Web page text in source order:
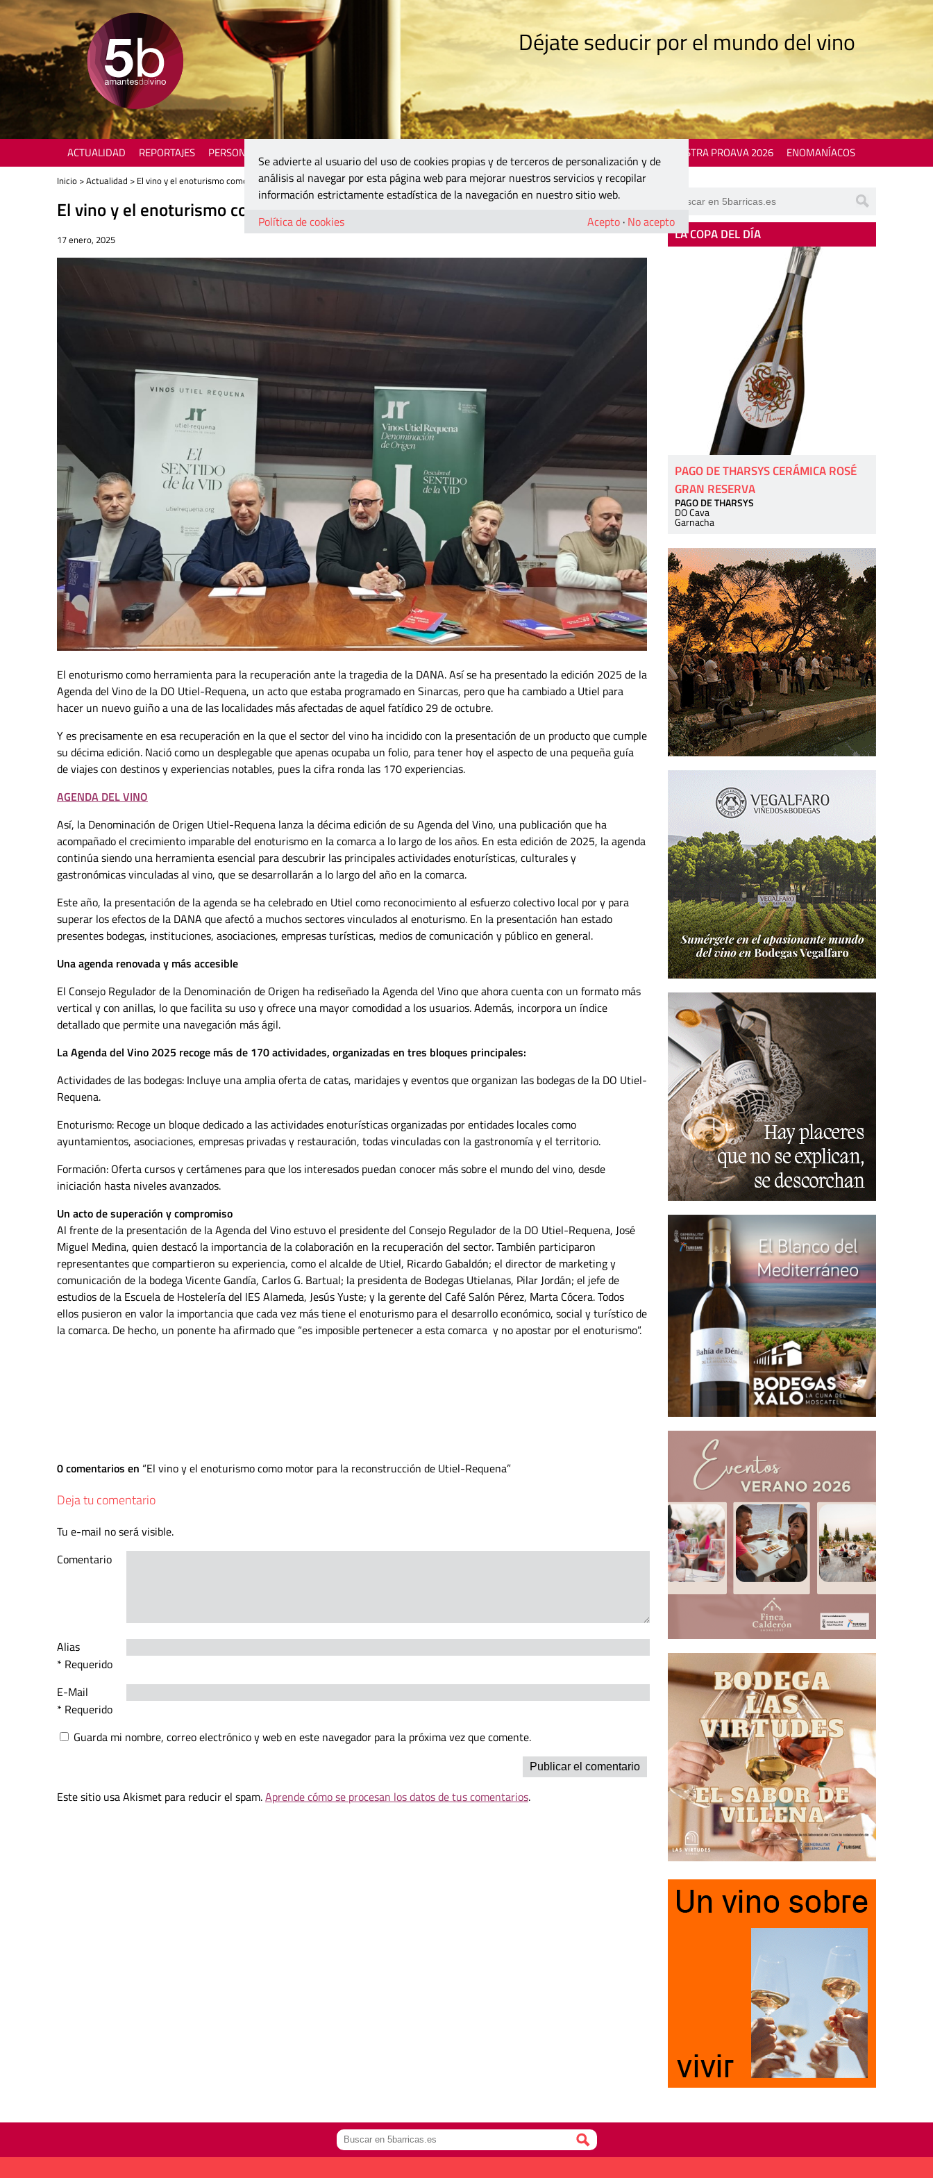
Déjate seducir por el mundo del vino
ACTUALIDAD REPORTAJES PERSONAJES MOSTRA PROAVA 2026 ENOMANÍACOS
Inicio >Actualidad > El vino y el enoturismo como motor para la reconstrucción de Utiel-Requena
El vino y el enoturismo como motor para la reconstrucción de Utiel-Requena
17 enero, 2025
El enoturismo como herramienta para la recuperación ante la tragedia de la DANA. Así se ha presentado la edición 2025 de la
Agenda del Vino de la DO Utiel-Requena, un acto que estaba programado en Sinarcas, pero que ha cambiado a Utiel para
hacer un nuevo guiño a una de las localidades más afectadas de aquel fatídico 29 de octubre.
Y es precisamente en esa recuperación en la que el sector del vino ha incidido con la presentación de un producto que cumple
su décima edición. Nació como un desplegable que apenas ocupaba un folio, para tener hoy el aspecto de una pequeña guía
de viajes con destinos y experiencias notables, pues la cifra ronda las 170 experiencias.
AGENDA DEL VINO
Así, la Denominación de Origen Utiel-Requena lanza la décima edición de su Agenda del Vino, una publicación que ha
acompañado el crecimiento imparable del enoturismo en la comarca a lo largo de los años. En esta edición de 2025, la agenda
continúa siendo una herramienta esencial para descubrir las principales actividades enoturísticas, culturales y
gastronómicas vinculadas al vino, que se desarrollarán a lo largo del año en la comarca.
Este año, la presentación de la agenda se ha celebrado en Utiel como reconocimiento al esfuerzo colectivo local por y para
superar los efectos de la DANA que afectó a muchos sectores vinculados al enoturismo. En la presentación han estado
presentes bodegas, instituciones, asociaciones, empresas turísticas, medios de comunicación y público en general.
Una agenda renovada y más accesible
El Consejo Regulador de la Denominación de Origen ha rediseñado la Agenda del Vino que ahora cuenta con un formato más
vertical y con anillas, lo que facilita su uso y ofrece una mayor comodidad a los usuarios. Además, incorpora un índice
detallado que permite una navegación más ágil.
La Agenda del Vino 2025 recoge más de 170 actividades, organizadas en tres bloques principales:
Actividades de las bodegas: Incluye una amplia oferta de catas, maridajes y eventos que organizan las bodegas de la DO Utiel-
Requena.
Enoturismo: Recoge un bloque dedicado a las actividades enoturísticas organizadas por entidades locales como
ayuntamientos, asociaciones, empresas privadas y restauración, todas vinculadas con la gastronomía y el territorio.
Formación: Oferta cursos y certámenes para que los interesados puedan conocer más sobre el mundo del vino, desde
iniciación hasta niveles avanzados.
Un acto de superación y compromiso
Al frente de la presentación de la Agenda del Vino estuvo el presidente del Consejo Regulador de la DO Utiel-Requena, José
Miguel Medina, quien destacó la importancia de la colaboración en la recuperación del sector. También participaron
representantes que compartieron su experiencia, como el alcalde de Utiel, Ricardo Gabaldón; el director de marketing y
comunicación de la bodega Vicente Gandía, Carlos G. Bartual; la presidenta de Bodegas Utielanas, Pilar Jordán; el jefe de
estudios de la Escuela de Hostelería del IES Alameda, Jesús Yuste; y la gerente del Café Salón Pérez, Marta Cócera. Todos
ellos pusieron en valor la importancia que cada vez más tiene el enoturismo para el desarrollo económico, social y turístico de
la comarca. De hecho, un ponente ha afirmado que “es imposible pertenecer a esta comarca y no apostar por el enoturismo”.
0 comentarios en El vino y el enoturismo como motor para la reconstrucción de Utiel-Requena
Deja tu comentario
Tu e-mail no será visible.
Comentario
Alias
* Requerido
E-Mail
* Requerido
Guarda mi nombre, correo electrónico y web en este navegador para la próxima vez que comente.
Este sitio usa Akismet para reducir el spam.Aprende cómo se procesan los datos de tus comentarios.
LA COPA DEL DÍA
PAGO DE THARSYS CERÁMICA ROSÉ
GRAN RESERVA
PAGO DE THARSYS
DO Cava
Garnacha
Se advierte al usuario del uso de cookies propias y de terceros de personalización y de
análisis al navegar por esta página web para mejorar nuestros servicios y recopilar
información estrictamente estadística de la navegación en nuestro sitio web.
Política de cookies
Acepto · No acepto